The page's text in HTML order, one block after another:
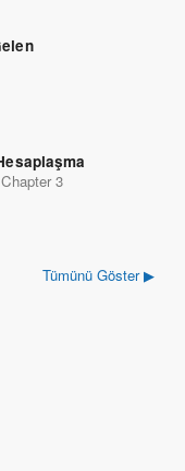
3
Tümünü Göster ▶